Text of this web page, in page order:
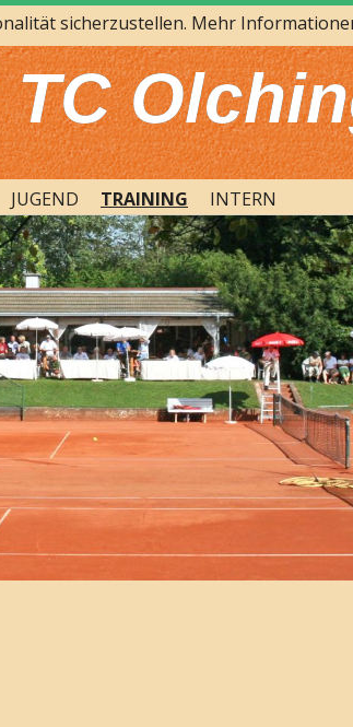
sicherzustellen. Mehr
TC
JUGEND TRAINING INTERN